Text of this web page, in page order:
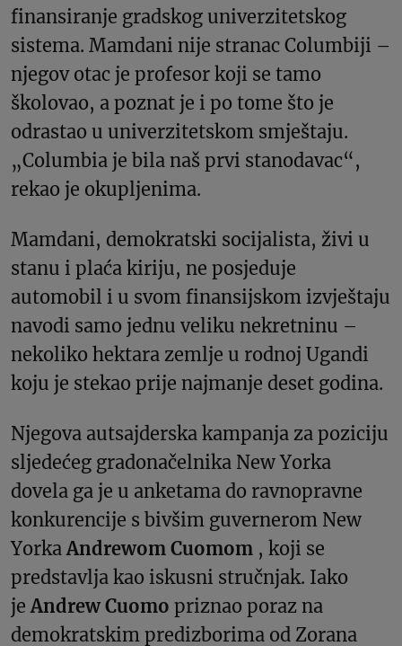
finansiranje gradskog univerzitetskog
sistema. Mamdani nije stranac Columbiji –
njegov otac je profesor koji se tamo
školovao, a poznat je i po tome što je
odrastao u univerzitetskom smještaju.
„Columbia je bila naš prvi stanodavac“,
rekao je okupljenima.
Mamdani, demokratski socijalista, živi u
stanu i plaća kiriju, ne posjeduje
automobil i u svom finansijskom izvještaju
navodi samo jednu veliku nekretninu –
nekoliko hektara zemlje u rodnoj Ugandi
koju je stekao prije najmanje deset godina.
Njegova autsajderska kampanja za poziciju
sljedećeg gradonačelnika New Yorka
dovela ga je u anketama do ravnopravne
konkurencije s bivšim guvernerom New
Yorka Andrewom Cuomom , koji se
predstavlja kao iskusni stručnjak. Iako
je Andrew Cuomo priznao poraz na
demokratskim predizborima od Zorana